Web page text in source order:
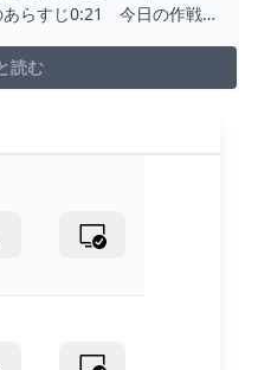
らすじ0:21 今日の作戦
ペーンを探せ！08:35 オ
ログ11:21 恐怖の洞窟
読む